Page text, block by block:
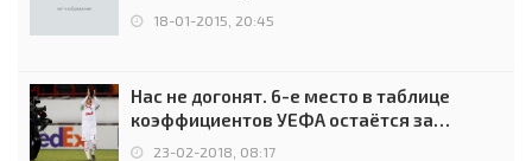
18-01-2015, 20:45
Нас не догонят. 6-е место в таблице
коэффициентов УЕФА остаётся за
Россией
23-02-2018, 08:17